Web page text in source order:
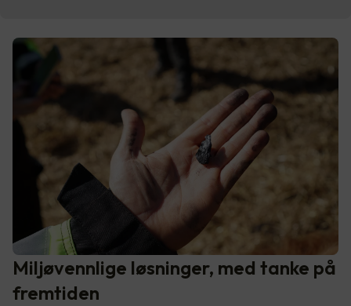
Miljøvennlige løsninger, med tanke på
fremtiden